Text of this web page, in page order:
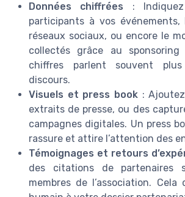
Données chiffrées :
participants à vos
réseaux sociaux, ou encore le
collectés grâce au sponsoring
chiffres parlent souvent
discours.
Visuels et press book: Ajoutez
extraits de presse, ou des
campagnes digitales. Un press
rassure et attire l’attention des
Témoignages et retours
des citations de partenaires
membres de l’association.